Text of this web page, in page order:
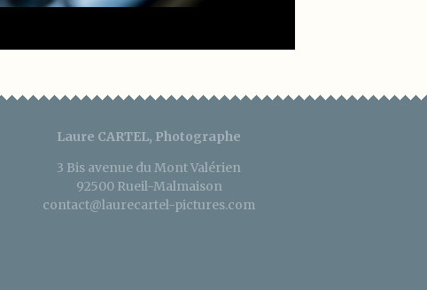
Laure CARTEL, Photographe
3 Bis avenue du Mont Valérien
92500 Rueil-Malmaison
contact@laurecartel-pictures.com